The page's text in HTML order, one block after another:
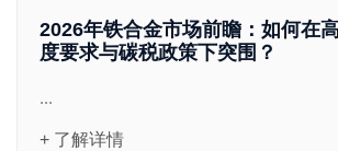
2026年铁合金市场前瞻：如何在
度要求与碳税政策下突围？
...
+ 了解详情